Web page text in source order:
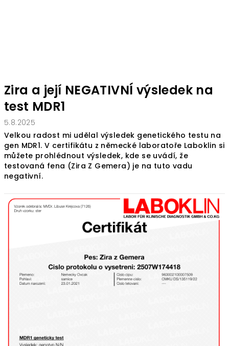
Zira a její NEGATIVNÍ výsledek na
test MDR1
5.8.2025
Velkou radost mi udělal výsledek genetického testu na
gen MDR1. V certifikátu z německé laboratoře Laboklin si
můžete prohlédnout výsledek, kde se uvádí, že
testovaná fena (Zira Z Gemera) je na tuto vadu
negativní.